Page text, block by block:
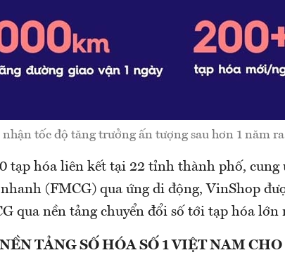
tốc độ tăng trưởng ấn tượng sau hơn 1 năm
tạp hóa liên kết tại 22 tỉnh thành phố, cung
(FMCG) qua ứng di động, VinShop
qua nền tảng chuyển đổi số tới tạp hóa lớn
TẢNG SỐ HÓA SỐ 1 VIỆT NAM